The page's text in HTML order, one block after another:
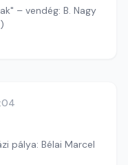
– vendég: B. Nagy
pálya: Bélai Marcel